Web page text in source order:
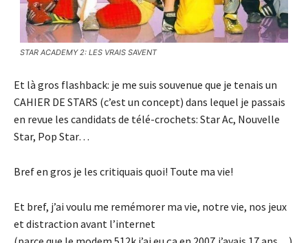
STAR ACADEMY 2: LES VRAIS SAVENT
Et là gros flashback: je me suis souvenue que je tenais un
CAHIER DE STARS (c’est un concept) dans lequel je passais
en revue les candidats de télé-crochets: Star Ac, Nouvelle
Star, Pop Star…
Bref en gros je les critiquais quoi! Toute ma vie!
Et bref, j’ai voulu me remémorer ma vie, notre vie, nos jeux
et distraction avant l’internet